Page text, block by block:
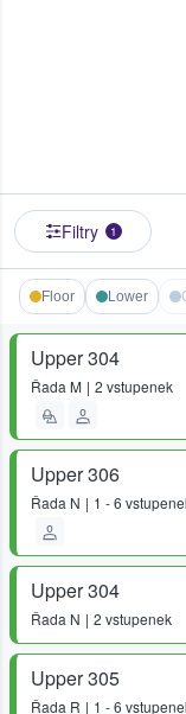
Filtry 1
Floor Lower
Upper 304
Řada M 2 vstupenek
Upper 306
Řada N 1 - 6
Upper 304
Řada N 2 vstupenek
Upper 305
Řada R 1 - 6